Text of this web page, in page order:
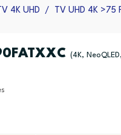
4K UHD TV UHD 4K >75
(4K,